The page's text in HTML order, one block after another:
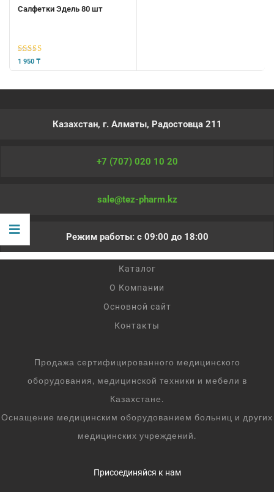
Салфетки Эдель 80 шт
5 из 5
1 950 ₸
Казахстан, г. Алматы, Радостовца 211
+7 (707) 020 10 20
sale@tez-pharm.kz
Режим работы: с 09:00 до 18:00
Каталог
О Компании
Основной сайт
Контакты
Продажа сертифицированного медицинского
оборудования, медицинской техники и мебели в
Казахстане.
Оснащение медицинским оборудованием больниц и других
медицинских учреждений.
Присоединяйся к нам